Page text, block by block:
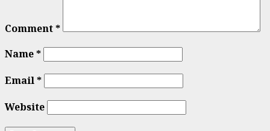
Comment*
Name*
Email*
Website